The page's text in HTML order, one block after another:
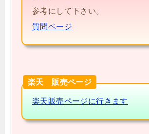
参考にして下さい。
質問ページ
楽天 販売ページ
楽天販売ページに行きます